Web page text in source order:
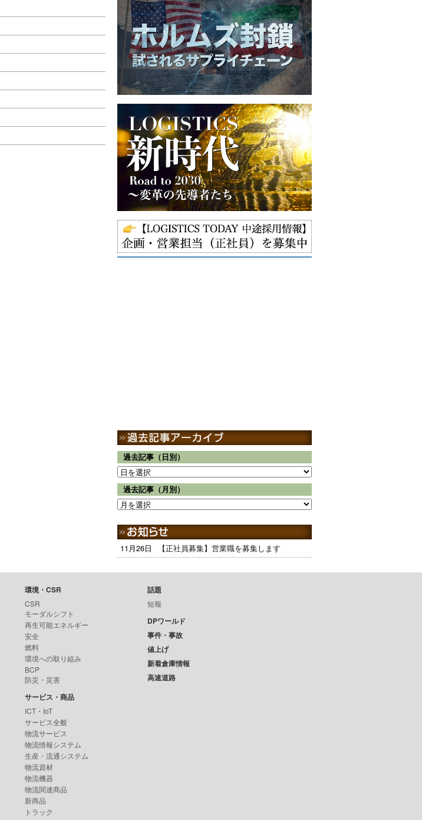
過去記事（日別）
過去記事（月別）
11月26日 【正社員募集】営業職を募集します
環境・CSR
CSR
モーダルシフト
再生可能エネルギー
安全
燃料
環境への取り組み
BCP
防災・災害
サービス・商品
ICT・IoT
サービス全般
物流サービス
物流情報システム
生産・流通システム
物流資材
物流機器
物流関連商品
新商品
トラック
話題
短報
DPワールド
事件・事故
値上げ
新着倉庫情報
高速道路